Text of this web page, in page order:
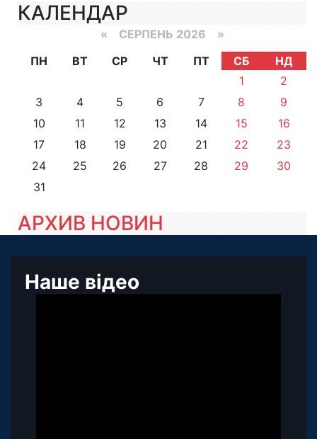
КАЛЕНДАР
« СЕРПЕНЬ 2026 »
ПН
ВТ СР ЧТ ПТ СБ
НД
1
2
3
4 5 6 7 8
9
10
11 12 13 14 15
16
17
18 19 20 21 22
23
24
25 26 27 28 29
30
31
АРХИВ НОВИН
Наше відео